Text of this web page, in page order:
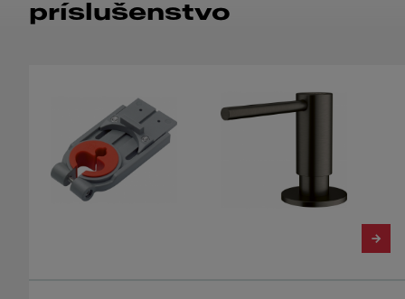
príslušenstvo